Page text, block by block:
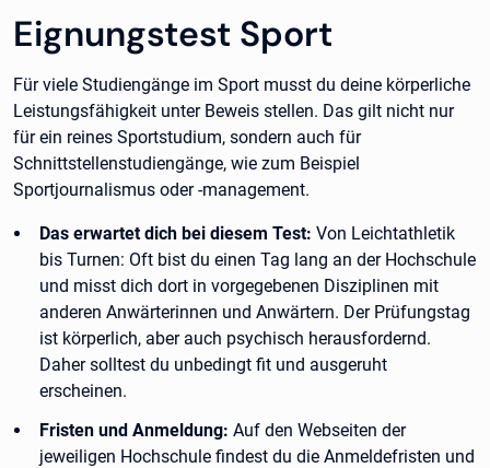
Eignungstest Sport
Für viele Studiengänge im Sport musst du deine körperliche
Leistungsfähigkeit unter Beweis stellen. Das gilt nicht nur
für ein reines Sportstudium, sondern auch für
Schnittstellenstudiengänge, wie zum Beispiel
Sportjournalismus oder -management.
Das erwartet dich bei diesem Test: Von Leichtathletik
bis Turnen: Oft bist du einen Tag lang an der Hochschule
und misst dich dort in vorgegebenen Disziplinen mit
anderen Anwärterinnen und Anwärtern. Der Prüfungstag
ist körperlich, aber auch psychisch herausfordernd.
Daher solltest du unbedingt fit und ausgeruht
erscheinen.
Fristen und Anmeldung: Auf den Webseiten der
jeweiligen Hochschule findest du die Anmeldefristen und